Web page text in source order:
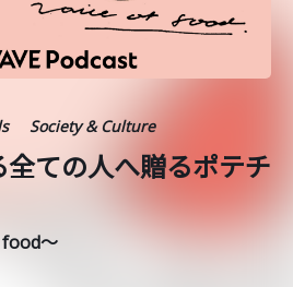
Society & Culture
ての人へ贈るポテチ
food～